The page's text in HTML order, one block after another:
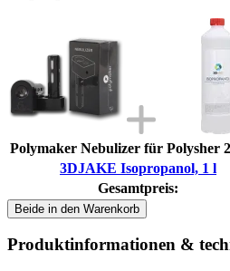
Polymaker Nebulizer für Polysher
3DJAKE Isopropanol, 1 l
Gesamtpreis:
Beide in den Warenkorb
Produktinformationen &